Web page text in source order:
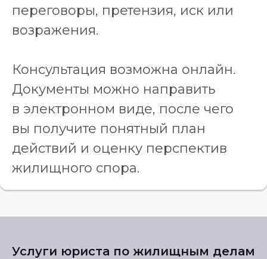
переговоры, претензия, иск или
возражения.
Консультация возможна онлайн.
Документы можно направить
в электронном виде, после чего
вы получите понятный план
действий и оценку перспектив
жилищного спора.
Услуги юриста по жилищным делам